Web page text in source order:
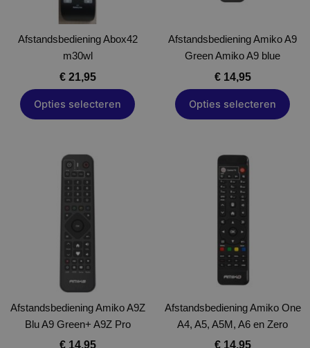
Afstandsbediening Abox42
m30wl
€21,95
Opties selecteren
kan
gekozen
worden
op
de
productpagina
Afstandsbediening Amiko A9
Green Amiko A9 blue
€14,95
Opties selecteren
worden
op
de
productpagina
Afstandsbediening Amiko A9Z
Blu A9 Green+ A9Z Pro
€14,95
Dit
product
heeft
meerdere
variaties.
Deze
optie
kan
gekozen
worden
op
de
Afstandsbediening Amiko One
A4, A5, A5M, A6 en Zero
€14,95
Dit
product
heeft
meerdere
variaties.
Deze
optie
kan
worden
op
de